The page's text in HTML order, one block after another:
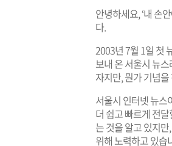
안녕하세요, ‘내 손
다.
2003년 7월 1일 첫
보내 온 서울시 뉴
자지만, 뭔가 기념
서울시 인터넷 뉴스
더 쉽고 빠르게 전
는 것을 알고 있지
위해 노력하고 있습